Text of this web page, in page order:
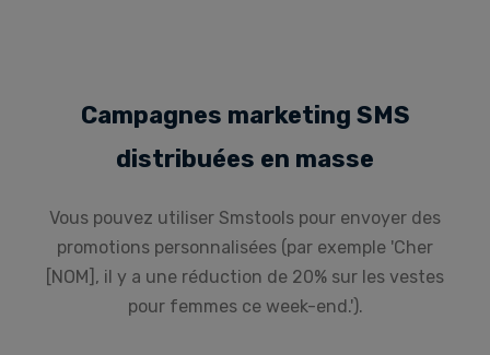
Campagnes marketing SMS
distribuées en masse
Vous pouvez utiliser Smstools pour envoyer des
promotions personnalisées (par exemple 'Cher
[NOM], il y a une réduction de 20% sur les vestes
pour femmes ce week-end.').